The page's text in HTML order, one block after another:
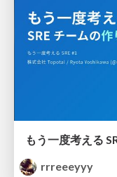
rrreeeyyy